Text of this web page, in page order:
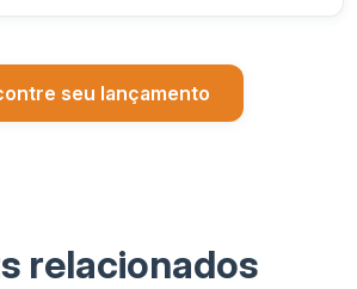
seu lançamento
relacionados